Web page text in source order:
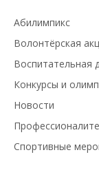
Абилимпикс
Волонтёрская
Воспитательная
Конкурсы и
Новости
Спортивные